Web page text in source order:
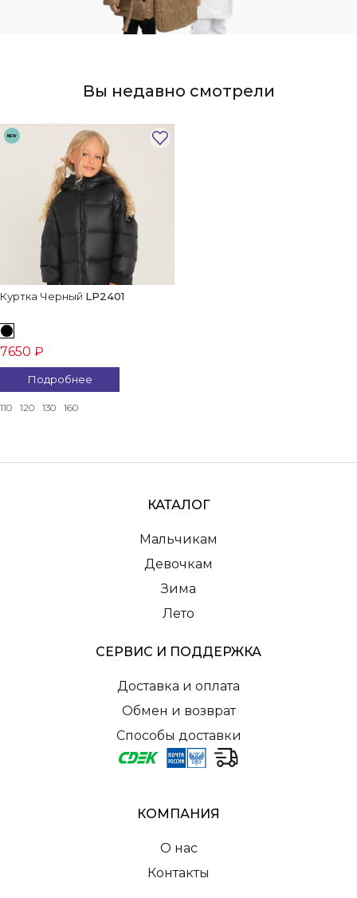
Вы недавно смотрели
NEW
Куртка Черный LP2401
7650 ₽
Подробнее
110 120 130 160
КАТАЛОГ
Мальчикам
Девочкам
Зима
Лето
СЕРВИС И ПОДДЕРЖКА
Доставка и оплата
Обмен и возврат
Способы доставки
КОМПАНИЯ
О нас
Контакты